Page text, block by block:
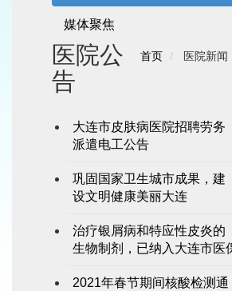
媒体聚焦
首页 医院新闻
医院公
告
大连市皮肤病医院招聘劳务
派遣电工公告
巩固国家卫生城市成果，建
设文明健康美丽大连
治疗银屑病和特应性皮炎的
生物制剂，已纳入大连市医
2021年春节期间核酸检测通